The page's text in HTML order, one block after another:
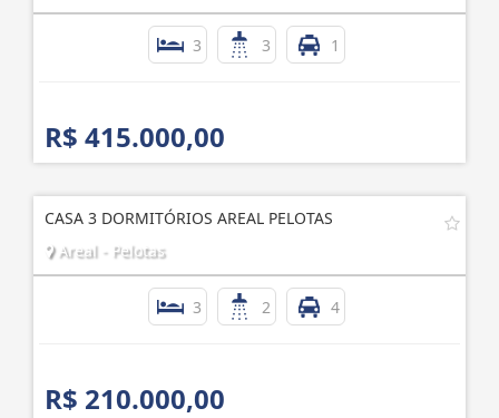
3 3 1
R$ 415.000,00
CASA 3 DORMITÓRIOS AREAL PELOTAS
Areal - Pelotas
3 2 4
R$ 210.000,00